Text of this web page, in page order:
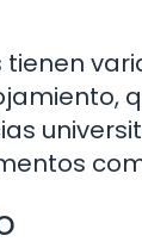
tienen